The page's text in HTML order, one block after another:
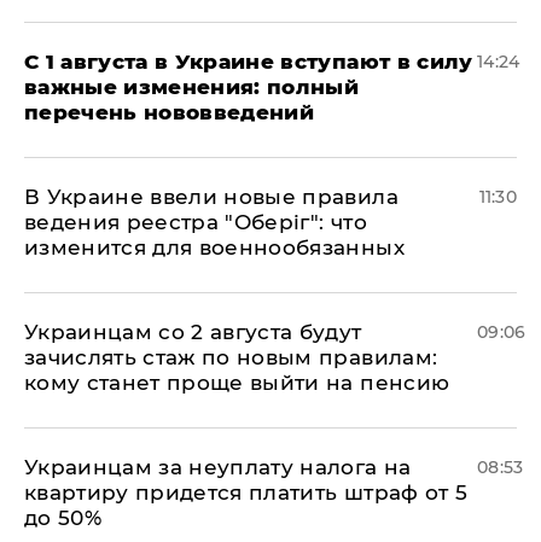
С 1 августа в Украине вступают в силу
важные изменения: полный
перечень нововведений
14:24
В Украине ввели новые правила
ведения реестра "Оберіг": что
изменится для военнообязанных
11:30
Украинцам со 2 августа будут
зачислять стаж по новым правилам:
кому станет проще выйти на пенсию
09:06
Украинцам за неуплату налога на
квартиру придется платить штраф от 5
до 50%
08:53